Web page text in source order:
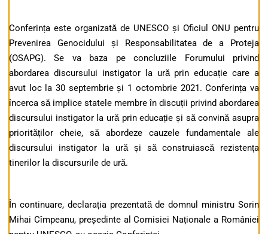
Conferința este organizată de UNESCO și Oficiul ONU pentru
Prevenirea Genocidului și Responsabilitatea de a Proteja
(OSAPG). Se va baza pe concluziile Forumului privind
abordarea discursului instigator la ură prin educație care a
avut loc la 30 septembrie și 1 octombrie 2021. Conferința va
încerca să implice statele membre în discuții privind abordarea
discursului instigator la ură prin educație și să convină asupra
priorităților cheie, să abordeze cauzele fundamentale ale
discursului instigator la ură și să construiască rezistența
tinerilor la discursurile de ură.
În continuare, declarația prezentată de domnul ministru Sorin
Mihai Cîmpeanu, președinte al Comisiei Naționale a României